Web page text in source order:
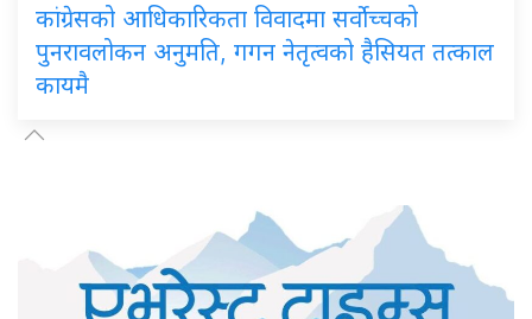
कांग्रेसको आधिकारिकता विवादमा सर्वोच्चको
पुनरावलोकन अनुमति, गगन नेतृत्वको हैसियत तत्काल
कायमै